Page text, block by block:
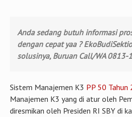
Anda sedang butuh informasi
dengan cepat yaa ?
solusinya, Buruan Call/WA
Sistem Manajemen K3 PP 50 Tahun
Manajemen K3 yang di atur oleh
diresmikan oleh Presiden RI SBY di